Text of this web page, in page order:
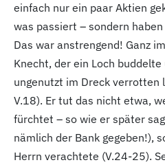
einfach nur ein paar Aktien
was passiert – sondern haben
Das war anstrengend! Ganz
Knecht, der ein Loch
ungenutzt im Dreck verrotten
V.18). Er tut das nicht etwa,
fürchtet – so wie er später
nämlich der Bank gegeben!),
Herrn verachtete (V.24-25).